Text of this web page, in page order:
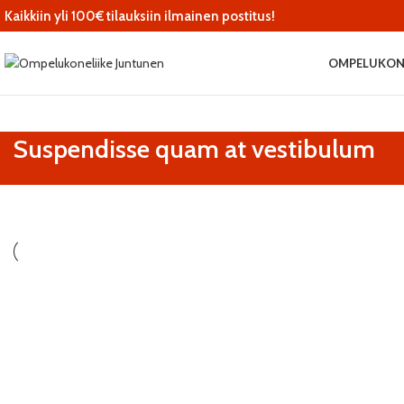
Kaikkiin yli 100€ tilauksiin ilmainen postitus!
Suspendisse quam at vestibulum